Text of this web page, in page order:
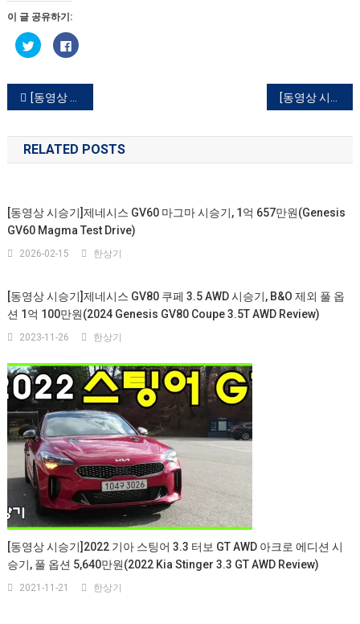
이 글 공유하기:
트
위
공
유
하
기
에
서
열
림)
페
이
에
유
하
클
릭
하
세
에
서
열
림)
글
내
비
이
션
[동영상 시승기]2020 기아 스포티지 가솔린 2.0 MPI(2020 Kia Sportage 2.0 MPI Test Drive)
RELATED POSTS
[동영상 시승기]제네시스 GV60 마그마 시승기, 1억 657만원(Genesis
GV60 Magma Test Drive)
2026-02-15 한상기
[동영상 시승기]제네시스 GV80 쿠페 3.5 AWD 시승기, B&O 제외 풀 옵
션 1억 100만원(2024 Genesis GV80 Coupe 3.5T AWD Review)
2023-11-26 한상기
[동영상 시승기]2022 기아 스팅어 3.3 터보 GT AWD 아크로 에디션 시
승기, 풀 옵션 5,640만원(2022 Kia Stinger 3.3 GT AWD Review)
2021-11-21 한상기